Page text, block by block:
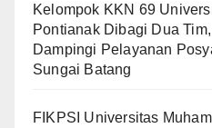
Kelompok KKN 69
Pontianak Dibagi Dua
Dampingi Pelayanan
Sungai Batang
FIKPSI Universitas